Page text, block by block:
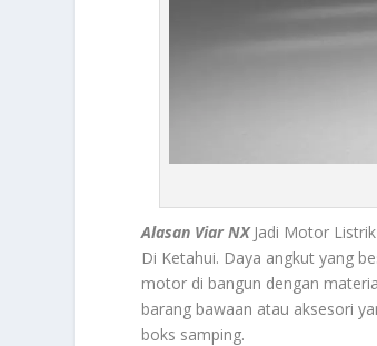
Alasan Viar NXJadi Motor
Di Ketahui. Daya angkut yang
motor di bangun dengan
barang bawaan atau aksesori
boks samping.